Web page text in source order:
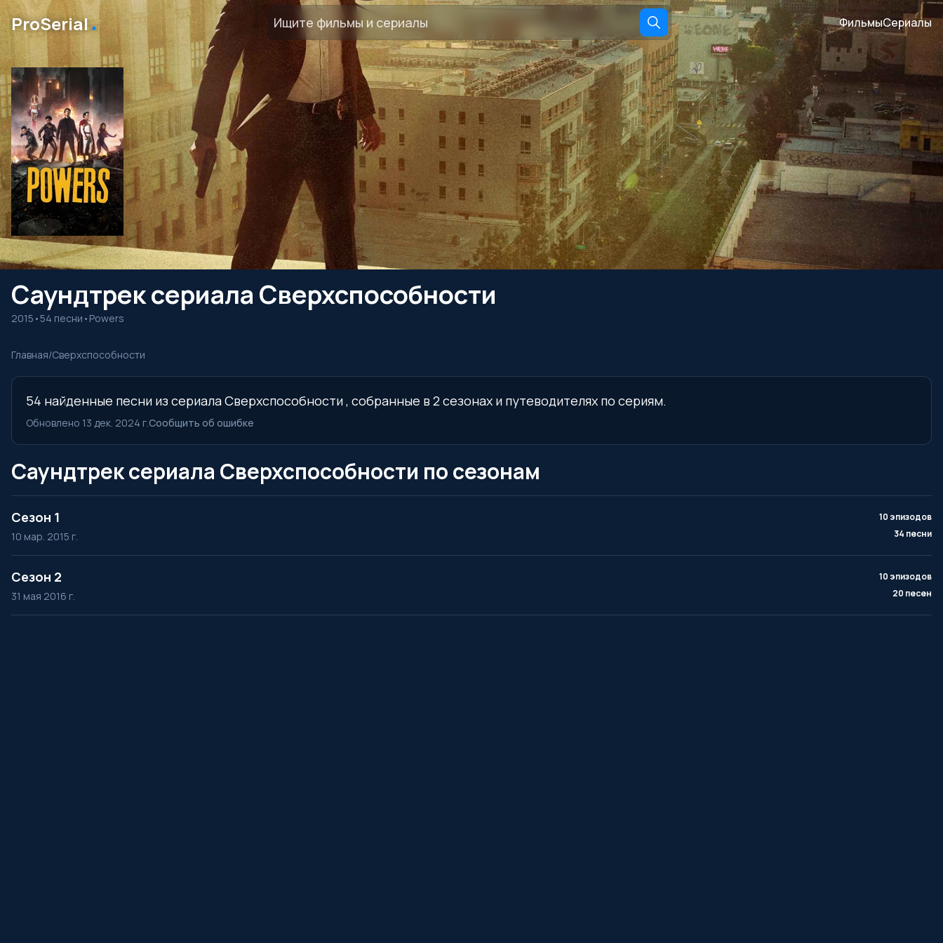
ProSerial․ ФильмыСериалы
Саундтрек сериала Сверхспособности
2015 •54 песни • Powers
Главная/Сверхспособности
54 найденные песни из сериала Сверхспособности , собранные в 2 сезонах и путеводителях по сериям.
Обновлено 13 дек. 2024 г.Сообщить об ошибке
Саундтрек сериала Сверхспособности по сезонам
Сезон 1
10 мар. 2015 г.
10 эпизодов
34 песни
Сезон 2
31 мая 2016 г.
10 эпизодов
20 песен